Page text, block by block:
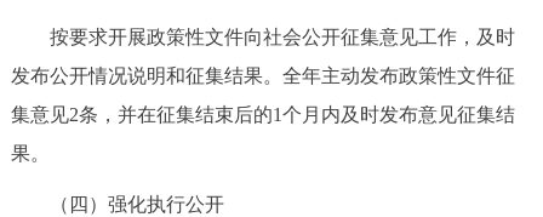
多语种
ENGLISH 한국어 日本語
按要求开展政策性文件向社会公开征集意见工作，及时
发布公开情况说明和征集结果。全年主动发布政策性文件征
集意见2条，并在征集结束后的1个月内及时发布意见征集结
果。
（四）强化执行公开